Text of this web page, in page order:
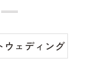
ウェディング